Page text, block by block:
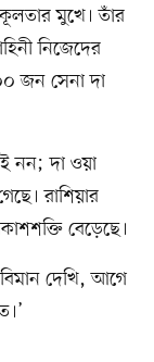
মুখে। তাঁর
নিজেদের
জন সেনা দা
নন; দা ওয়া
রাশিয়ার
বেড়েছে।
দেখি, আগে